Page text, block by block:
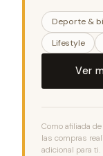
Deporte &
Lifestyle
Ver
Como afiliada
las compras
adicional para ti.